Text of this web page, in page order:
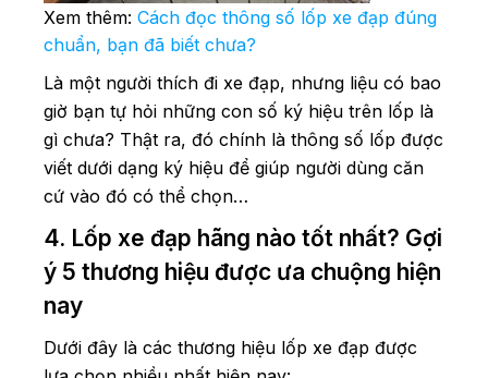
Xem thêm: Cách đọc thông số lốp xe đạp đúng
chuẩn, bạn đã biết chưa?
Là một người thích đi xe đạp, nhưng liệu có bao
giờ bạn tự hỏi những con số ký hiệu trên lốp là
gì chưa? Thật ra, đó chính là thông số lốp được
viết dưới dạng ký hiệu để giúp người dùng căn
cứ vào đó có thể chọn…
4. Lốp xe đạp hãng nào tốt nhất? Gợi
ý 5 thương hiệu được ưa chuộng hiện
nay
Dưới đây là các thương hiệu lốp xe đạp được